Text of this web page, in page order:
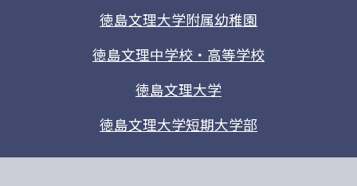
徳島文理大学附属幼稚園
徳島文理中学校・高等学校
徳島文理大学
徳島文理大学短期大学部